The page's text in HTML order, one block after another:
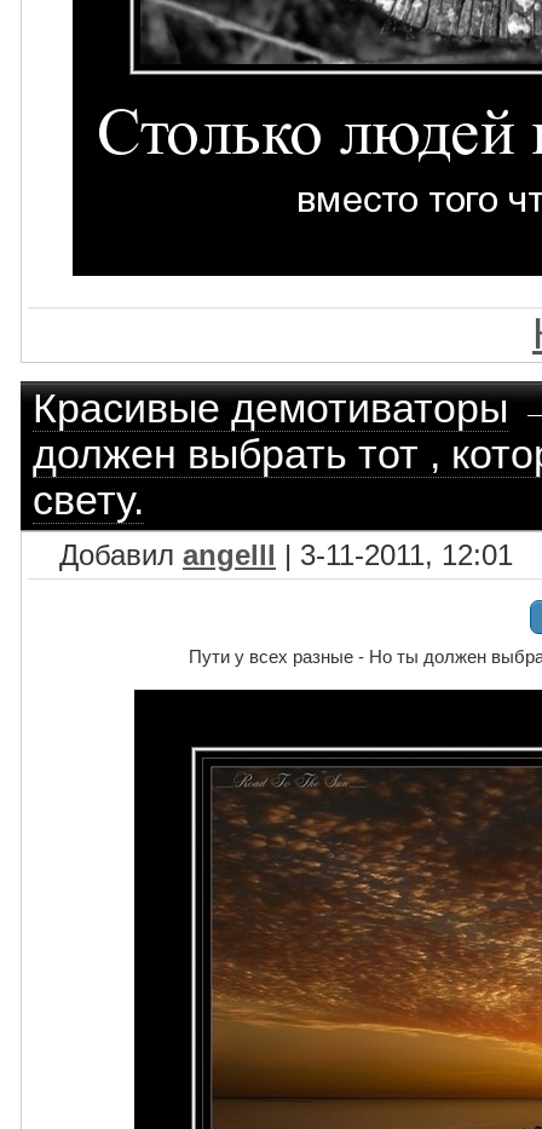
Красивые демотиваторы
должен выбрать тот ,
свету.
Добавил angelll | 3-11-2011, 12:01
Пути у всех разные - Но ты должен